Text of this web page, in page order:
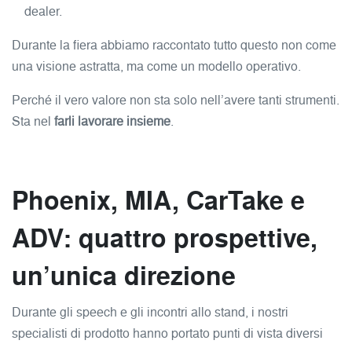
dealer.
Durante la fiera abbiamo raccontato tutto questo non come
una visione astratta, ma come un modello operativo.
Perché il vero valore non sta solo nell’avere tanti strumenti.
Sta nel farli lavorare insieme.
Phoenix, MIA, CarTake e
ADV: quattro prospettive,
un’unica direzione
Durante gli speech e gli incontri allo stand, i nostri
specialisti di prodotto hanno portato punti di vista diversi